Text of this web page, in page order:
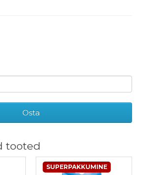
Osta
tooted
SUPERPAKKUMINE